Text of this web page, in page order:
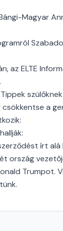
Magyar
az ELTE
a
írt alá
ország
Trumpot.